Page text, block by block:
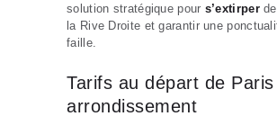
solution stratégique pour s’extirper
la Rive Droite et garantir une
faille.
Tarifs au départ de Paris
arrondissement